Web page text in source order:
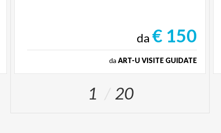
da € 150
da ART-U VISITE GUIDATE
1 20